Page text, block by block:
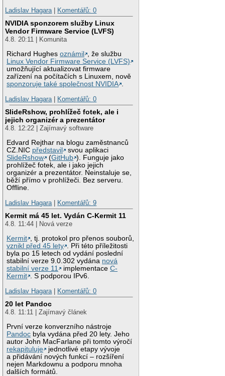
Ladislav Hagara
Komentářů: 0
NVIDIA sponzorem služby Linux
Vendor Firmware Service (LVFS)
4.8. 20:11 | Komunita
Richard Hughesoznámil
, že službu
Linux Vendor Firmware Service (LVFS)
umožňující aktualizovat firmware
zařízení na počítačích s Linuxem, nově
sponzoruje také společnost NVIDIA .
Ladislav Hagara | Komentářů: 0
SlideRshow, prohlížeč fotek, ale i
jejich organizér a prezentátor
4.8. 12:22 | Zajímavý software
Edvard Rejthar na blogu zaměstnanců
CZ.NIC představil
svou aplikaci
SlideRshow
(GitHub ). Funguje jako
prohlížeč fotek, ale i jako jejich
organizér a prezentátor. Neinstaluje se,
běží přímo v prohlížeči. Bez serveru.
Offline.
Ladislav Hagara | Komentářů: 9
Kermit má 45 let. Vydán C-Kermit 11
4.8. 11:44 | Nová verze
Kermit , tj. protokol pro přenos souborů,
vznikl před 45 lety . Při této příležitosti
byla po 15 letech od vydání poslední
stabilní verze 9.0.302 vydána nová
stabilní verze 11
implementaceC-
Kermit . S podporou IPv6.
Ladislav Hagara | Komentářů: 0
20 let Pandoc
4.8. 11:11 | Zajímavý článek
První verze konverzního nástroje
Pandoc byla vydána před 20 lety. Jeho
autor John MacFarlane při tomto výročí
rekapituluje
jednotlivé etapy vývoje
a přidávání nových funkcí – rozšíření
nejen Markdownu a podporu mnoha
dalších formátů.